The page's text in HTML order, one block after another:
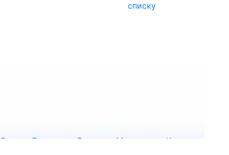
списку
О
Деловая
Выставка Медиацентр Контакты